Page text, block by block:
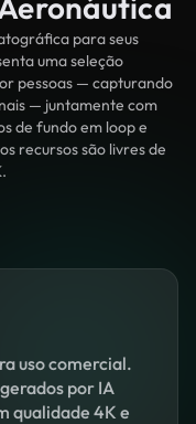
para seus
uma seleção
pessoas — capturando
— juntamente com
de fundo em loop e
recursos são livres de
uso comercial.
por IA
qualidade 4K e